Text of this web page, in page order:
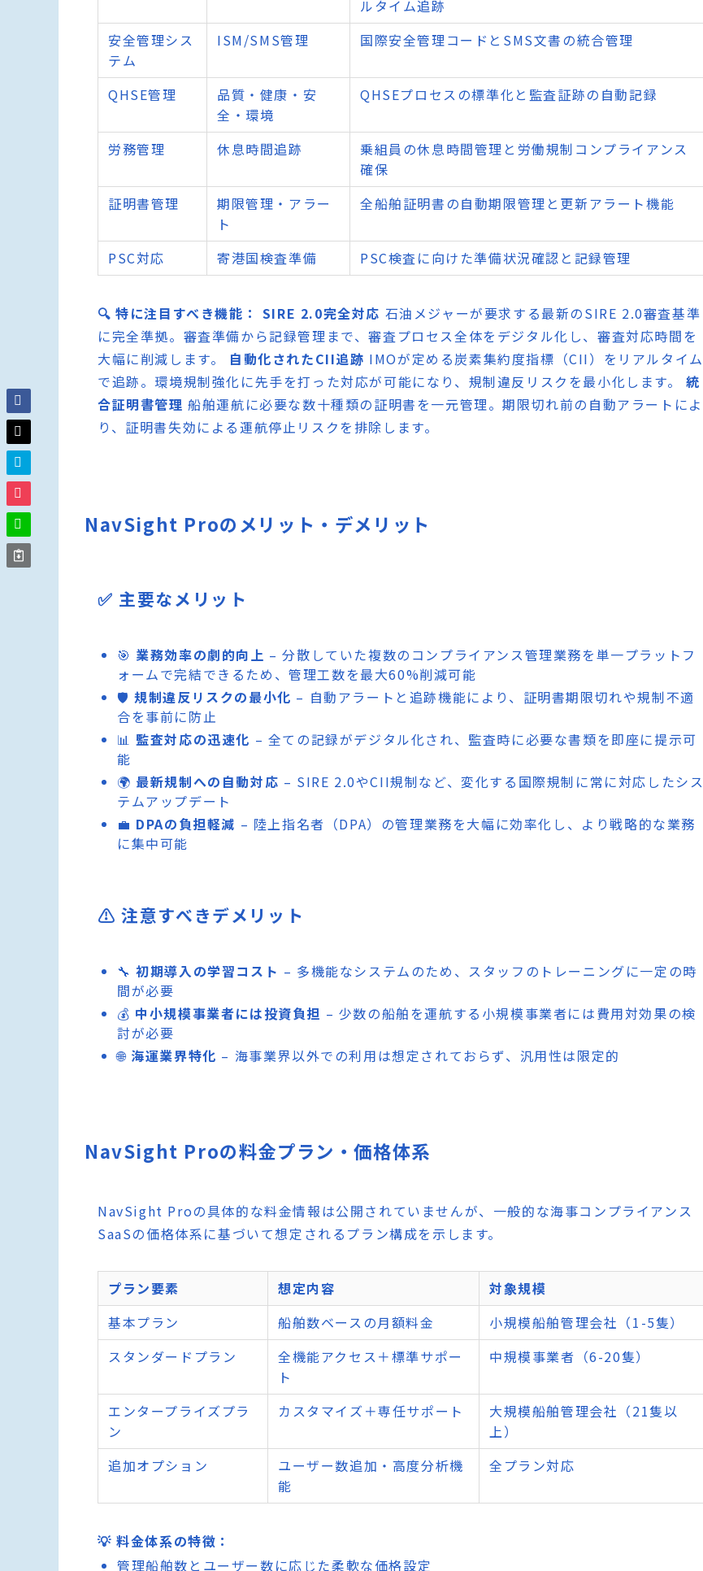
ルタイム追跡
安全管理シス
テム
ISM/SMS管理 国際安全管理コードとSMS文書の統合管理
QHSE管理
品質・健康・安
全・環境
QHSEプロセスの標準化と監査証跡の自動記録
労務管理 休息時間追跡
乗組員の休息時間管理と労働規制コンプライアンス
確保
証明書管理
期限管理・アラー
ト
全船舶証明書の自動期限管理と更新アラート機能
PSC対応 寄港国検査準備 PSC検査に向けた準備状況確認と記録管理
🔍 特に注目すべき機能： SIRE 2.0完全対応 石油メジャーが要求する最新のSIRE 2.0審査基準
に完全準拠。審査準備から記録管理まで、審査プロセス全体をデジタル化し、審査対応時間を
大幅に削減します。 自動化されたCII追跡 IMOが定める炭素集約度指標（CII）をリアルタイム
で追跡。環境規制強化に先手を打った対応が可能になり、規制違反リスクを最小化します。統
合証明書管理 船舶運航に必要な数十種類の証明書を一元管理。期限切れ前の自動アラートによ
り、証明書失効による運航停止リスクを排除します。
NavSight Proのメリット・デメリット
✅ 主要なメリット
🎯 業務効率の劇的向上 – 分散していた複数のコンプライアンス管理業務を単一プラットフ
ォームで完結できるため、管理工数を最大60%削減可能
🛡️規制違反リスクの最小化 – 自動アラートと追跡機能により、証明書期限切れや規制不適
合を事前に防止
📊監査対応の迅速化 – 全ての記録がデジタル化され、監査時に必要な書類を即座に提示可
能
🌍 最新規制への自動対応 – SIRE 2.0やCII規制など、変化する国際規制に常に対応したシス
テムアップデート
💼 DPAの負担軽減 – 陸上指名者（DPA）の管理業務を大幅に効率化し、より戦略的な業務
に集中可能
⚠️ 注意すべきデメリット
🔧初期導入の学習コスト – 多機能なシステムのため、スタッフのトレーニングに一定の時
間が必要
💰 中小規模事業者には投資負担 – 少数の船舶を運航する小規模事業者には費用対効果の検
討が必要
🌐 海運業界特化 – 海事業界以外での利用は想定されておらず、汎用性は限定的
NavSight Proの料金プラン・価格体系
NavSight Proの具体的な料金情報は公開されていませんが、一般的な海事コンプライアンス
SaaSの価格体系に基づいて想定されるプラン構成を示します。
プラン要素 想定内容
対象規模
基本プラン
船舶数ベースの月額料金
小規模船舶管理会社（1-5隻）
スタンダードプラン
全機能アクセス＋標準サポー
ト
中規模事業者（6-20隻）
エンタープライズプラ
ン
カスタマイズ＋専任サポート
大規模船舶管理会社（21隻以
上）
追加オプション
ユーザー数追加・高度分析機
能
全プラン対応
💡 料金体系の特徴：
管理船舶数とユーザー数に応じた柔軟な価格設定